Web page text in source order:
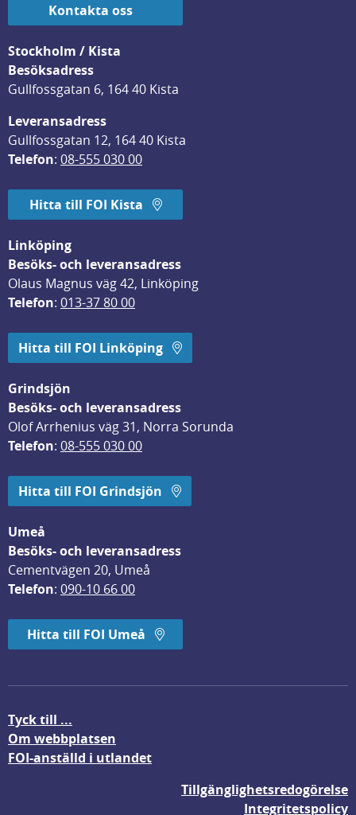
Kontakta oss
Stockholm / Kista
Besöksadress
Gullfossgatan 6, 164 40 Kista
Leveransadress
Gullfossgatan 12, 164 40 Kista
Telefon: 08-555 030 00
Hitta till FOI Kista
Linköping
Besöks- och leveransadress
Olaus Magnus väg 42, Linköping
Telefon: 013-37 80 00
Hitta till FOI Linköping
Grindsjön
Besöks- och leveransadress
Olof Arrhenius väg 31, Norra Sorunda
Telefon: 08-555 030 00
Hitta till FOI Grindsjön
Umeå
Besöks- och leveransadress
Cementvägen 20, Umeå
Telefon: 090-10 66 00
Hitta till FOI Umeå
Tyck till ...
Om webbplatsen
FOI-anställd i utlandet
Tillgänglighetsredogörelse
Integritetspolicy